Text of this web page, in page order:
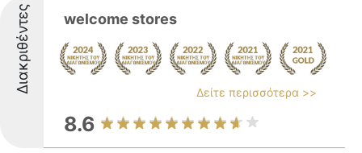
Διακριθέντες welcome stores
Δείτε περισσότερα >>
8.6